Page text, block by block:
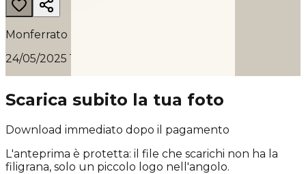
Monferrato
24/05/2025 11:04
Scarica subito la tua foto
Download immediato dopo il pagamento
L'anteprima è protetta: il file che scarichi non ha la
filigrana, solo un piccolo logo nell'angolo.